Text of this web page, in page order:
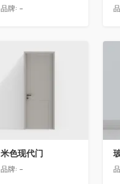
品牌: -
收藏
米色现代门
品牌: -